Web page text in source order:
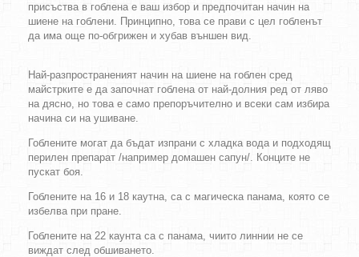
присъства в гоблена е ваш избор и предпочитан начин на
шиене на гоблени. Принципно, това се прави с цел гобленът
да има още по-обгрижен и хубав външен вид.
Най-разпространеният начин на шиене на гоблен сред
майстрките е да започнат гоблена от най-долния ред от ляво
на дясно, но това е само препоръчително и всеки сам избира
начина си на ушиване.
Гоблените могат да бъдат изпрани с хладка вода и подходящ
перилен препарат /например домашен сапун/. Конците не
пускат боя.
Гоблените на 16 и 18 каутна, са с магическа панама, която се
избелва при пране.
Гоблените на 22 каунта са с панама, чиито линнии не се
виждат след обшиването.